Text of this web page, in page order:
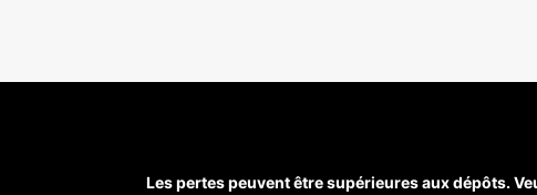
Les pertes peuvent être supérieures aux dépôts.